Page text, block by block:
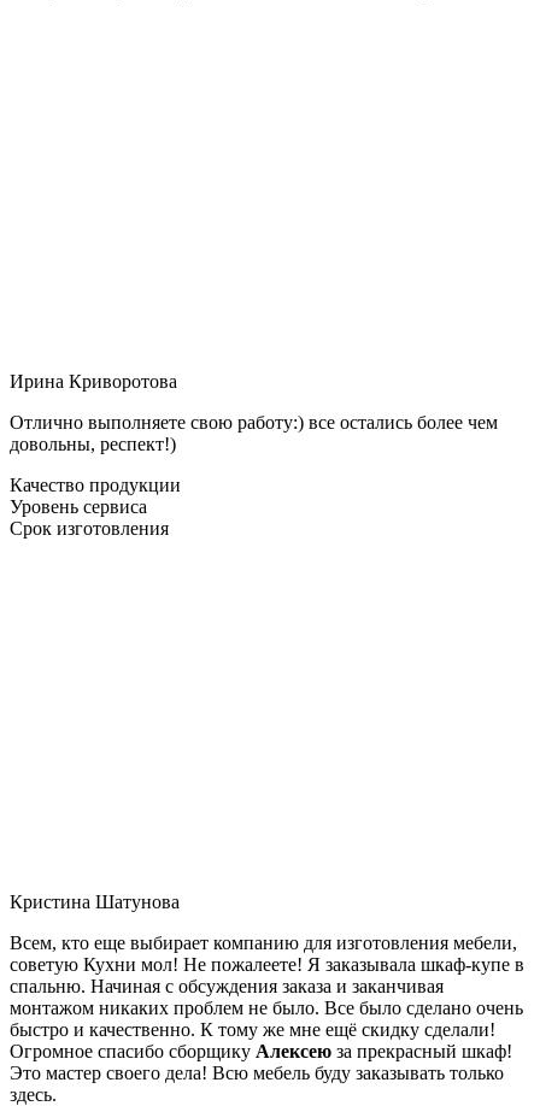
Ирина Криворотова
Отлично выполняете свою работу:) все остались более чем
довольны, респект!)
Качество продукции
Уровень сервиса
Срок изготовления
Кристина Шатунова
Всем, кто еще выбирает компанию для изготовления мебели,
советую Кухни мол! Не пожалеете! Я заказывала шкаф-купе в
спальню. Начиная с обсуждения заказа и заканчивая
монтажом никаких проблем не было. Все было сделано очень
быстро и качественно. К тому же мне ещё скидку сделали!
Огромное спасибо сборщику Алексею за прекрасный шкаф!
Это мастер своего дела! Всю мебель буду заказывать только
здесь.